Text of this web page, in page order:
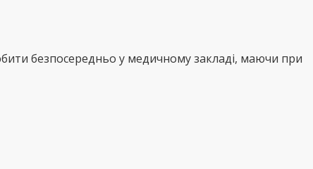
безпосередньо у медичному закладі, маючи при